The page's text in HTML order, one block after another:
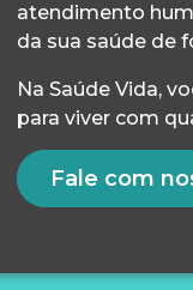
atendimento
da sua saúde de
Na Saúde Vida,
para viver com
Fale com